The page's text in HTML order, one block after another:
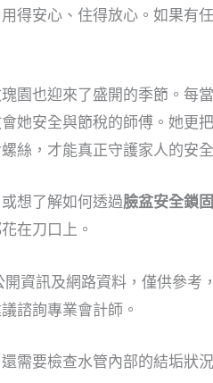
得安心、住得放心。如果有
園也迎來了盛開的季節。
她安全與節稅的師傅。她更
絲，才能真正守護家人的安全
想了解如何透過臉盆安全鎖
在刀口上。
資訊及網路資料，僅供參
諮詢專業會計師。
需要檢查水管內部的結垢狀